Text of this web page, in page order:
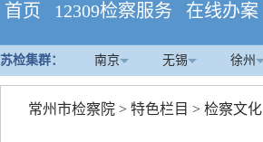
首页 12309检察服务 在线办案
苏检集群： 南京 无锡 徐州
常州市检察院 > 特色栏目 > 检察文化